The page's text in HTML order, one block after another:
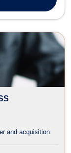
and acquisition